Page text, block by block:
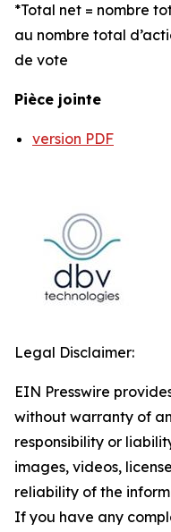
*Total net = nombre
au nombre total
de vote
Pièce jointe
version PDF
Legal Disclaimer:
EIN Presswire
without warranty of
responsibility or
images, videos,
reliability of the
If you have any